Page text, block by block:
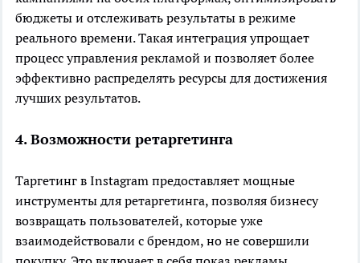
бюджеты и отслеживать результаты в режиме
реального времени. Такая интеграция упрощает
процесс управления рекламой и позволяет более
эффективно распределять ресурсы для достижения
лучших результатов.
4. Возможности ретаргетинга
Таргетинг в Instagram предоставляет мощные
инструменты для ретаргетинга, позволяя бизнесу
возвращать пользователей, которые уже
взаимодействовали с брендом, но не совершили